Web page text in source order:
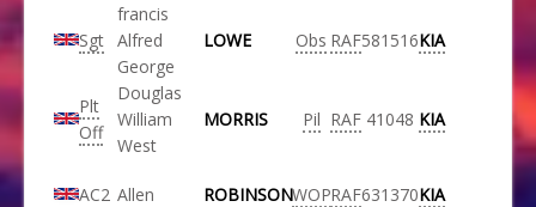
Sgt
francis
Alfred
George
LOWE Obs RAF581516KIA
Plt
Off
Douglas
William
West
MORRIS Pil RAF 41048 KIA
AC2 Allen ROBINSONWOPRAF631370KIA